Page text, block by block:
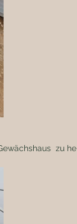
zu